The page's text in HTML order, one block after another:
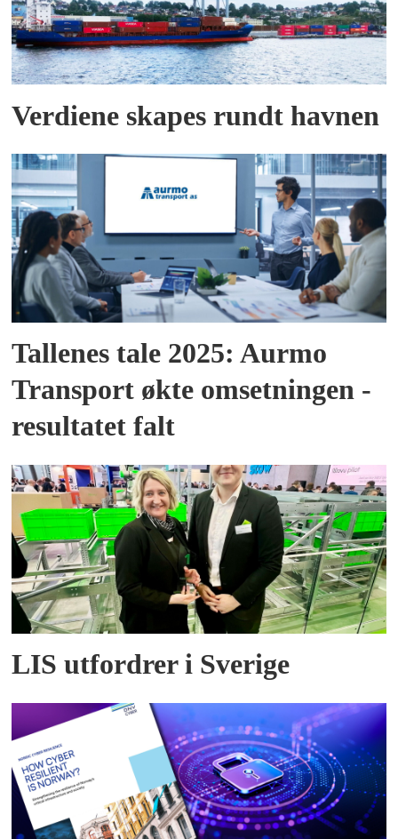
Verdiene skapes rundt havnen
Tallenes tale 2025: Aurmo
Transport økte omsetningen -
resultatet falt
LIS utfordrer i Sverige